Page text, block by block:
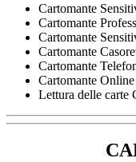
Cartomante
Cartomante
Cartomante
Cartomante
Cartomante
Cartomante
Lettura delle carte